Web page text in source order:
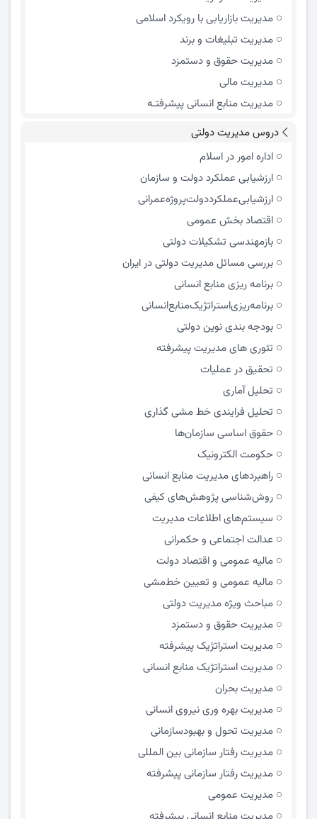
مدیریت بازاریابی با رویکرد اسلامی
مدیریت تبلیغات و برند
مدیریت حقوق و دستمزد
مدیریت مالی
مدیریت منابع انسانی پیشرفتـه
دروس مدیریت دولتی
اداره امور در اسلام
ارزشیابی عملکرد دولت و سازمان
ارزشیابی‌عملکرد‌دولت‌پروژه‌عمرانی
اقتصاد بخش عمومی
بازمهندسی تشکیلات دولتی
بررسی مسائل مدیریت دولتی در ایران
برنامه ریزی منابع انسانی
برنامه‌ریزی‌استراتژیک‌منابع‌انسانی
بودجه بندی نوین دولتی
تئوری های مدیریت پیشرفته
تحقیق در عملیات
تحلیل آماری
تحلیل فرایندی خط مشی گذاری
حقوق اساسی سازمان‌ها
حکومت الکترونیک
راهبردهای مدیریت منابع انسانی
روش‌شناسی پژوهش‌های کیفی
سیستم‌های اطلاعات مدیریت
عدالت اجتماعی و حکمرانی
مالیه عمومی و اقتصاد دولت
مالیه عمومی و تعیین خط‌مشی
مباحث ویژه مدیریت دولتی
مديريت حقوق و دستمزد
مدیریت استراتژیک پیشرفته
مدیریت استراتژیک منابع انسانی
مدیریت بحران
مدیریت بهره وری نیروی انسانی
مدیریت تحول و بهبود‌سازمانی
مدیریت رفتار سازمانی بین المللی
مدیریت رفتار سازمانی پیشرفته
مدیریت عمومی